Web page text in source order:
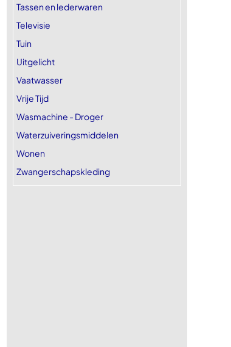
Tassen en lederwaren
Televisie
Tuin
Uitgelicht
Vaatwasser
Vrije Tijd
Wasmachine - Droger
Waterzuiveringsmiddelen
Wonen
Zwangerschapskleding